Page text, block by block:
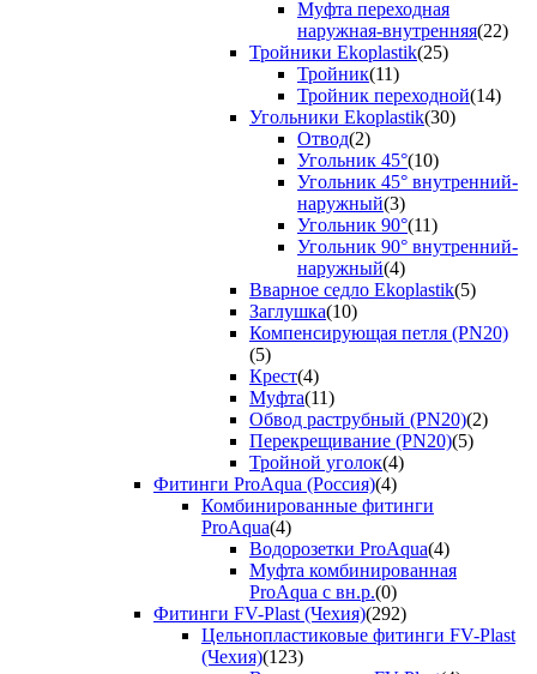
Муфта переходная
наружная-внутренняя(22)
Тройники Ekoplastik(25)
Тройник(11)
Тройник переходной(14)
Угольники Ekoplastik(30)
Отвод(2)
Угольник 45°(10)
Угольник 45° внутренний-
наружный(3)
Угольник 90°(11)
Угольник 90° внутренний-
наружный(4)
Вварное седло Ekoplastik(5)
Заглушка(10)
Компенсирующая петля (PN20)
(5)
Крест(4)
Муфта(11)
Обвод раструбный (PN20)(2)
Перекрещивание (PN20)(5)
Тройной уголок(4)
Фитинги ProAqua (Россия)(4)
Комбинированные фитинги
ProAqua(4)
Водорозетки ProAqua(4)
Муфта комбинированная
ProAqua с вн.р.(0)
Фитинги FV-Plast (Чехия)(292)
Цельнопластиковые фитинги FV-Plast
(Чехия)(123)